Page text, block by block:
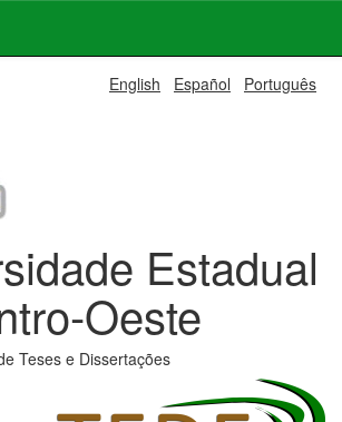
English Español Português
Estadual
Oeste
Teses e Dissertações